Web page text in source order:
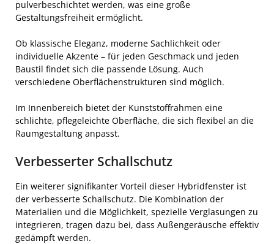
pulverbeschichtet werden, was eine große
Gestaltungsfreiheit ermöglicht.
Ob klassische Eleganz, moderne Sachlichkeit oder
individuelle Akzente – für jeden Geschmack und jeden
Baustil findet sich die passende Lösung. Auch
verschiedene Oberflächenstrukturen sind möglich.
Im Innenbereich bietet der Kunststoffrahmen eine
schlichte, pflegeleichte Oberfläche, die sich flexibel an die
Raumgestaltung anpasst.
Verbesserter Schallschutz
Ein weiterer signifikanter Vorteil dieser Hybridfenster ist
der verbesserte Schallschutz. Die Kombination der
Materialien und die Möglichkeit, spezielle Verglasungen zu
integrieren, tragen dazu bei, dass Außengeräusche effektiv
gedämpft werden.